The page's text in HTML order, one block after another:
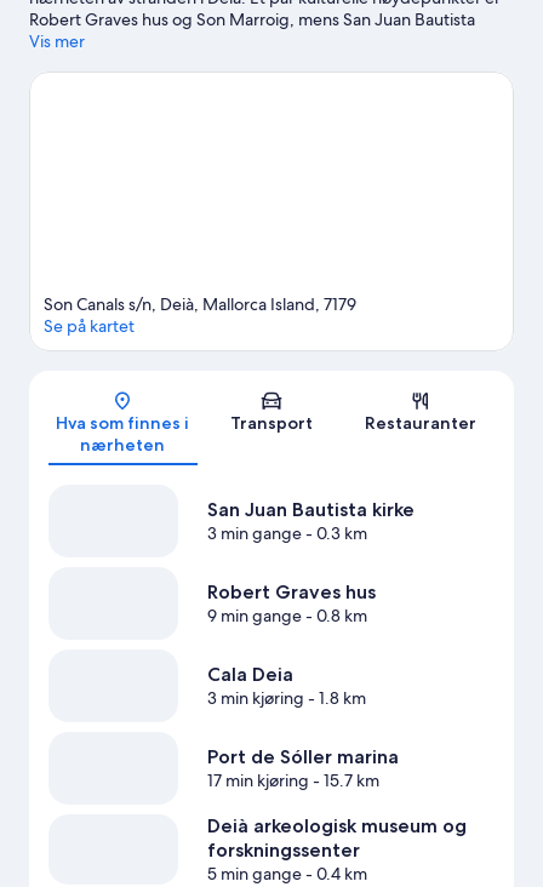
Robert Graves hus og Son Marroig, mens San Juan Bautista
kirke og Frederic Chopin er noen av landemerkene i området.
Sollér jernbanestasjon og Ecovinyassa. Området byr på
Vis mer
Kart
Son Canals s/n, Deià, Mallorca Island, 7179
Se på kartet
Hva som finnes i
nærheten
Transport Restauranter
San Juan Bautista kirke
3 min gange- 0.3 km
Robert Graves hus
9 min gange- 0.8 km
Cala Deia
3 min kjøring - 1.8 km
Port de Sóller marina
17 min kjøring - 15.7 km
Deià arkeologisk museum og
forskningssenter
5 min gange- 0.4 km